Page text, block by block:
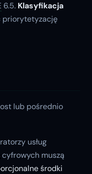
6.5. Klasyfikacja
priorytetyzację
lub pośrednio
usług
muszą
środki